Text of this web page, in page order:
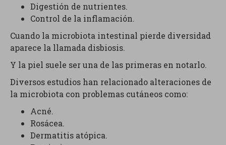
Digestión de nutrientes.
Control de la inflamación.
Cuando la microbiota intestinal pierde diversidad
aparece la llamada disbiosis.
Y la piel suele ser una de las primeras en notarlo.
Diversos estudios han relacionado alteraciones de
la microbiota con problemas cutáneos como:
Acné.
Rosácea.
Dermatitis atópica.